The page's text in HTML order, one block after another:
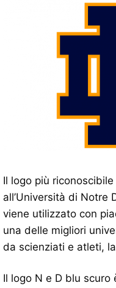
Il logo più
all’Università di Notre
viene utilizzato con
una delle migliori
da scienziati e atleti,
Il logo N e D blu